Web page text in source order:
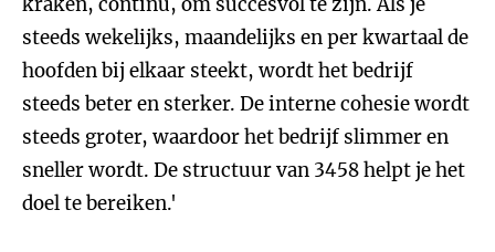
steeds wekelijks, maandelijks en per kwartaal de
hoofden bij elkaar steekt, wordt het bedrijf
steeds beter en sterker. De interne cohesie wordt
steeds groter, waardoor het bedrijf slimmer en
sneller wordt. De structuur van 3458 helpt je het
doel te bereiken.'